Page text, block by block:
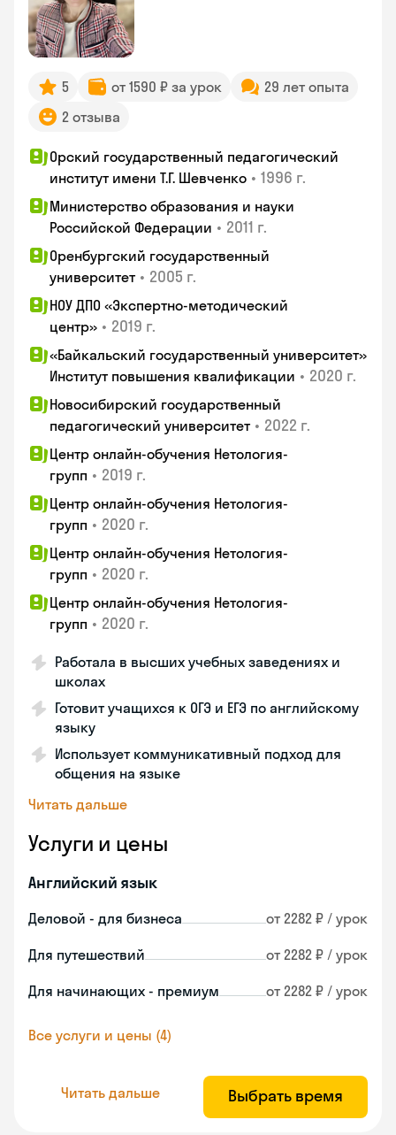
5 от 1590 ₽ за урок
29 лет опыта
2 отзыва
Орский государственный педагогический
институт имени Т.Г. Шевченко • 1996 г.
Министерство образования и науки
Российской Федерации • 2011 г.
Оренбургский государственный
университет • 2005 г.
НОУ ДПО «Экспертно-методический
центр» • 2019 г.
«Байкальский государственный университет»
Институт повышения квалификации • 2020 г.
Новосибирский государственный
педагогический университет • 2022 г.
Центр онлайн-обучения Нетология-
групп • 2019 г.
Центр онлайн-обучения Нетология-
групп • 2020 г.
Центр онлайн-обучения Нетология-
групп • 2020 г.
Центр онлайн-обучения Нетология-
групп • 2020 г.
Работала в высших учебных заведениях и
школах
Готовит учащихся к ОГЭ и ЕГЭ по английскому
языку
Использует коммуникативный подход для
общения на языке
Читать дальше
Услуги и цены
Английский язык
Деловой - для бизнеса от 2282 ₽ / урок
Для путешествий от 2282 ₽ / урок
Для начинающих - премиум от 2282 ₽ / урок
Все услуги и цены (4)
Читать дальше Выбрать время